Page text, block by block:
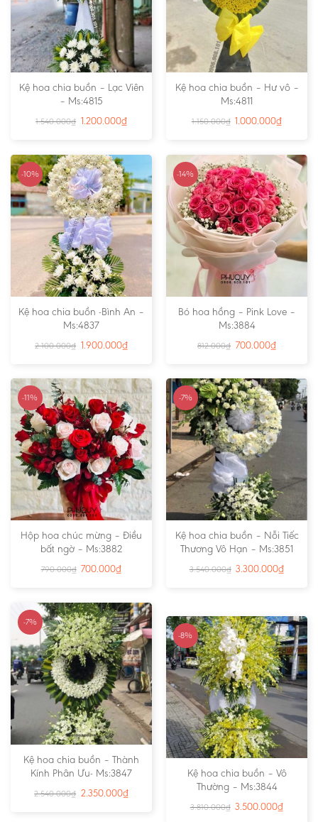
Kệ hoa chia buồn – Lạc Viên
– Ms:4815
1.540.000₫ 1.200.000₫
Kệ hoa chia buồn – Hư vô –
Ms:4811
1.150.000₫ 1.000.000₫
-10%
Kệ hoa chia buồn -Bình An –
Ms:4837
2.100.000₫ 1.900.000₫
-14%
Bó hoa hồng – Pink Love –
Ms:3884
812.000₫ 700.000₫
-11%
Hộp hoa chúc mừng – Điều
bất ngờ – Ms:3882
790.000₫ 700.000₫
-7%
Kệ hoa chia buồn – Nỗi Tiếc
Thương Vô Hạn – Ms:3851
3.540.000₫ 3.300.000₫
-7%
Kệ hoa chia buồn – Thành
Kính Phân Ưu- Ms:3847
2.540.000₫ 2.350.000₫
-8%
Kệ hoa chia buồn – Vô
Thường – Ms:3844
3.810.000₫ 3.500.000₫